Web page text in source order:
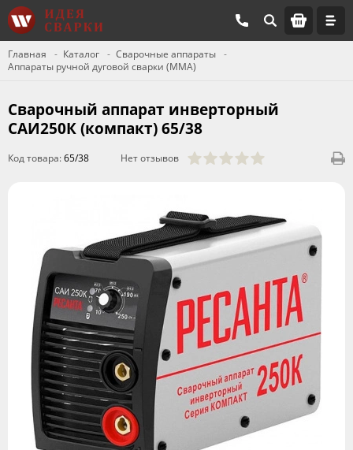
Главная Каталог
Сварочные аппараты
Аппараты ручной дуговой сварки (MMA)
Сварочный аппарат инверторный
САИ250К (компакт) 65/38
Код товара:65/38 Нет отзывов